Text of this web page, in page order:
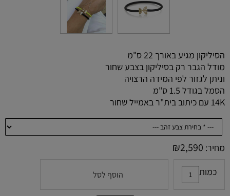
הסיליקון מגיע באורך 22 ס"מ
מודל הגבר רק בסיליקון בצבע שחור
וניתן לגזור לפי המידה הרצויה
הסמל בגודל 1.5 ס"מ
14K עם כיתוב בית"ר באמייל שחור
מחיר: ₪2,590
כמות הוסף לסל